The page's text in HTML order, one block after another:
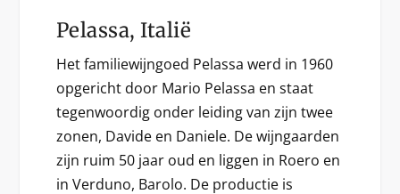
Pelassa, Italië
Het familiewijngoed Pelassa werd in 1960
opgericht door Mario Pelassa en staat
tegenwoordig onder leiding van zijn twee
zonen, Davide en Daniele. De wijngaarden
zijn ruim 50 jaar oud en liggen in Roero en
in Verduno, Barolo. De productie is